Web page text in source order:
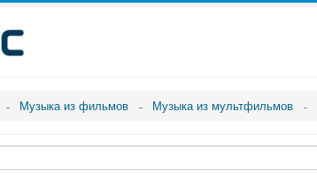
Музыка из фильмов Музыка из мультфильмов